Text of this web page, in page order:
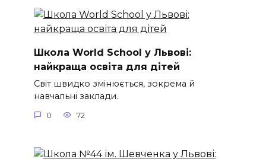
Школа World School у Львові:
найкраща освіта для дітей
Світ швидко змінюється, зокрема й
навчальні заклади.
0 72